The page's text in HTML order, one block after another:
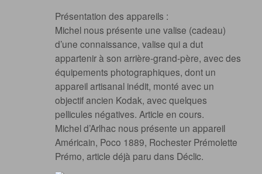
Présentation des appareils :
Michel nous présente une valise (cadeau)
d’une connaissance, valise qui a dut
appartenir à son arrière-grand-père, avec des
équipements photographiques, dont un
appareil artisanal inédit, monté avec un
objectif ancien Kodak, avec quelques
pellicules négatives. Article en cours.
Michel d’Arlhac nous présente un appareil
Américain, Poco 1889, Rochester Prémolette
Prémo, article déjà paru dans Déclic.